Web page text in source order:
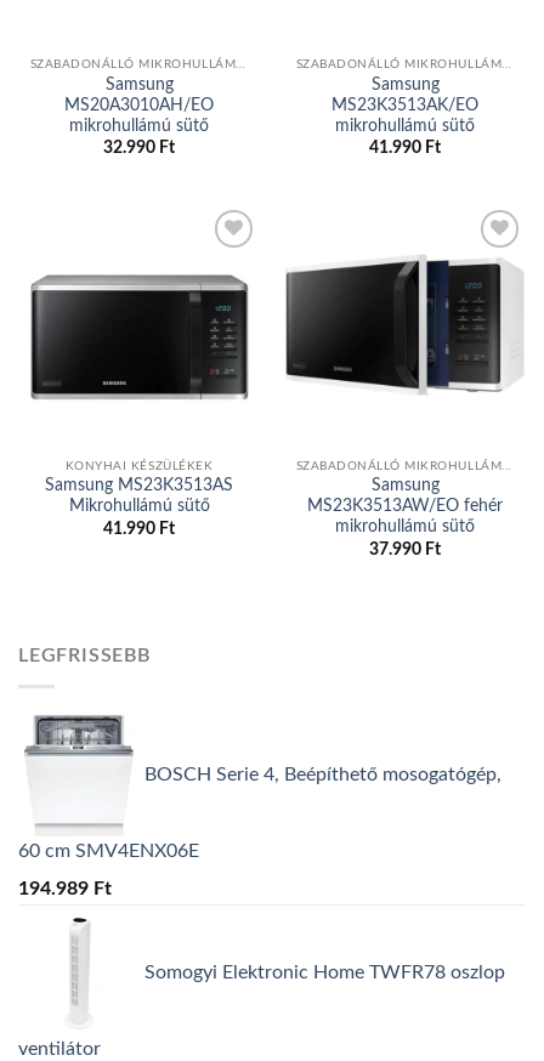
SZABADONÁLLÓ MIKROHULLÁMÚ SÜTŐ
Samsung
MS20A3010AH/EO
mikrohullámú sütő
32.990 Ft
SZABADONÁLLÓ MIKROHULLÁMÚ SÜTŐ
Samsung
MS23K3513AK/EO
mikrohullámú sütő
41.990 Ft
Add to
wishlist
KONYHAI KÉSZÜLÉKEK
Samsung MS23K3513AS
Mikrohullámú sütő
41.990 Ft
Add to
wishlist
Samsung
MS23K3513AW/EO fehér
mikrohullámú sütő
37.990 Ft
LEGFRISSEBB
BOSCH Serie 4, Beépíthető mosogatógép,
60 cm SMV4ENX06E
194.989 Ft
Somogyi Elektronic Home TWFR78 oszlop
ventilátor